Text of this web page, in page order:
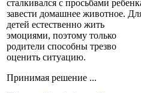
сталкивался с просьбами
завести домашнее животное.
детей естественно жить
эмоциями, поэтому только
родители способны трезво
оценить ситуацию.
Принимая решение ...